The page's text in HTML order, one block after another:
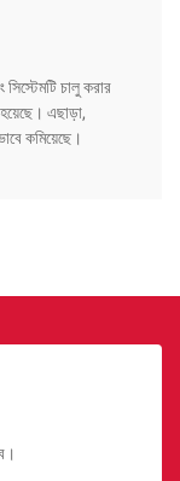
চালু করার
এছাড়া,
কমিয়েছে।